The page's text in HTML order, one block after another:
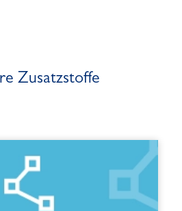
Zusatzstoffe